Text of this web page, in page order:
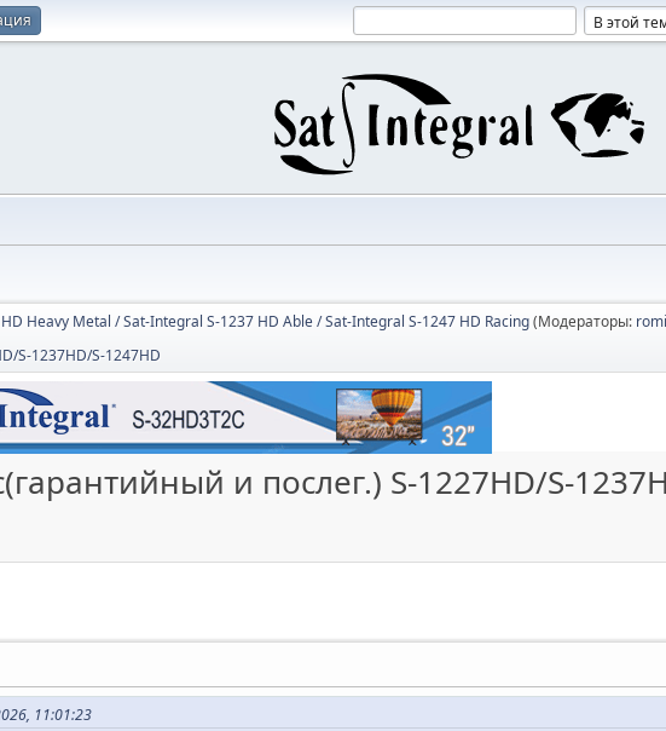
Heavy Metal / Sat-Integral S-1237 HD Able / Sat-Integral S-1247 HD Racing(Модераторы:
S-1237HD/S-1247HD
и послег.) S-1227HD/S-
11:01:23